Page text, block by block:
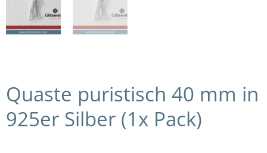
Quaste puristisch 40 mm in
925er Silber (1x Pack)